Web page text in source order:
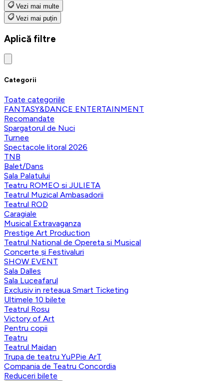
Vezi mai multe
Vezi mai puțin
Aplică filtre
Categorii
Toate categoriile
FANTASY&DANCE ENTERTAINMENT
Recomandate
Spargatorul de Nuci
Turnee
Spectacole litoral 2026
TNB
Balet/Dans
Sala Palatului
Teatru ROMEO si JULIETA
Teatrul Muzical Ambasadorii
Teatrul ROD
Caragiale
Musical Extravaganza
Prestige Art Production
Teatrul National de Opereta si Musical
Concerte și Festivaluri
SHOW EVENT
Sala Dalles
Sala Luceafarul
Exclusiv in reteaua Smart Ticketing
Ultimele 10 bilete
Teatrul Rosu
Victory of Art
Pentru copii
Teatru
Teatrul Maidan
Trupa de teatru YuPPie ArT
Compania de Teatru Concordia
Reduceri bilete